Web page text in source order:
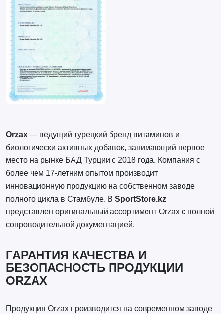
Orzax— ведущий турецкий бренд витаминов и
биологически активных добавок, занимающий первое
место на рынке БАД Турции с 2018 года. Компания с
более чем 17-летним опытом производит
инновационную продукцию на собственном заводе
полного цикла в Стамбуле. В SportStore.kz
представлен оригинальный ассортимент Orzax с полной
сопроводительной документацией.
ГАРАНТИЯ КАЧЕСТВА И
БЕЗОПАСНОСТЬ ПРОДУКЦИИ
ORZAX
Продукция Orzax производится на современном заводе